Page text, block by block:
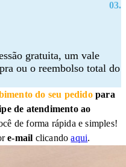
03.
gratuita, um vale
ou o reembolso total do
do seu pedidopara
de atendimento ao
de forma rápida e simples!
e-mail clicandoaqui.